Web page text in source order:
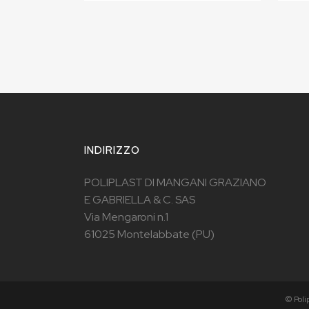
INDIRIZZO
POLIPLAST DI MANGANI GRAZIANO
E GABRIELLA & C. SAS
Via Mengaroni n.1
61025 Montelabbate (PU)
©